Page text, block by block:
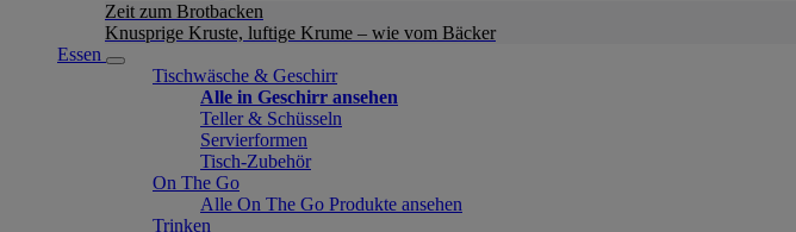
Zeit zum Brotbacken
Knusprige Kruste, luftige Krume – wie vom Bäcker
Essen
Tischwäsche & Geschirr
Alle in Geschirr ansehen
Teller & Schüsseln
Servierformen
Tisch-Zubehör
On The Go
Alle On The Go Produkte ansehen
Trinken